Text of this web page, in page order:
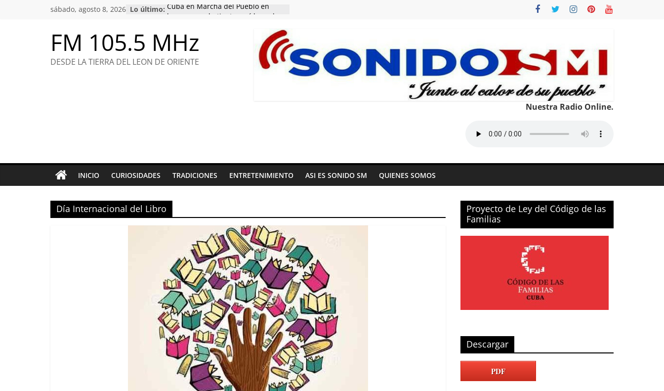
sábado, agosto 8, 2026 Lo último: Cuba en Marcha del Pueblo en
Raúl, un hombre de la cultura y las
ideas
Conociendo de Comunicaciones
FM 105.5 MHz
DESDE LA TIERRA DEL LEON DE ORIENTE
Nuestra Radio Online.
INICIO CURIOSIDADES TRADICIONES ENTRETENIMIENTO ASI ES SONIDO SM QUIENES SOMOS
Día Internacional del Libro
Proyecto de Ley del Código de las
Familias
Descargar
PDF